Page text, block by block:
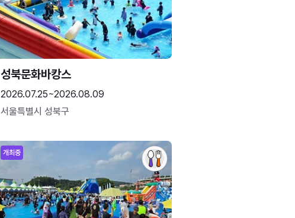
성북문화바캉스
2026.07.25~2026.08.09
서울특별시 성북구
개최중